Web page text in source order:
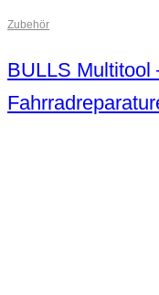
Zubehör
BULLS Multitool